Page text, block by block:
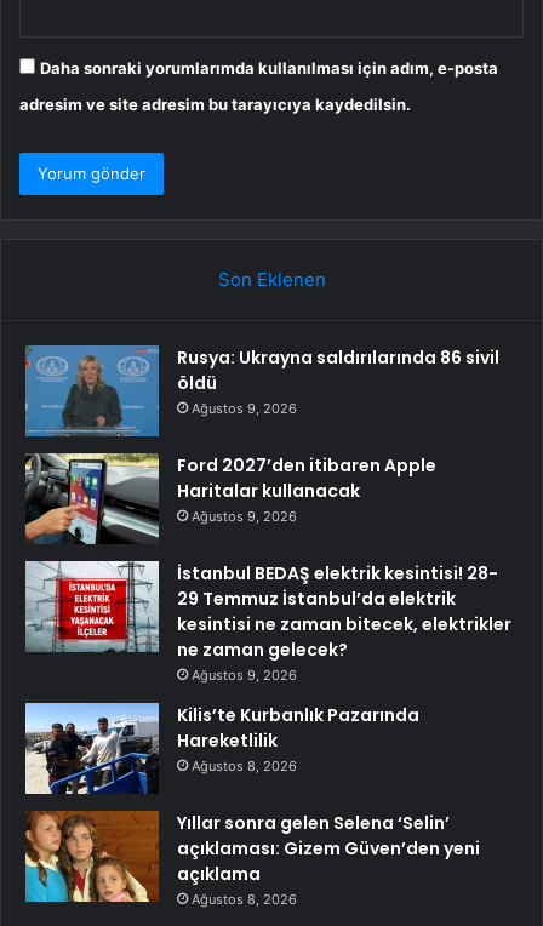
Daha sonraki yorumlarımda kullanılması için adım, e-posta
adresim ve site adresim bu tarayıcıya kaydedilsin.
Son Eklenen
Rusya: Ukrayna saldırılarında 86 sivil
öldü
Ağustos 9, 2026
Ford 2027’den itibaren Apple
Haritalar kullanacak
Ağustos 9, 2026
İstanbul BEDAŞ elektrik kesintisi! 28-
29 Temmuz İstanbul’da elektrik
kesintisi ne zaman bitecek, elektrikler
ne zaman gelecek?
Ağustos 9, 2026
Kilis’te Kurbanlık Pazarında
Hareketlilik
Ağustos 8, 2026
Yıllar sonra gelen Selena ‘Selin’
açıklaması: Gizem Güven’den yeni
açıklama
Ağustos 8, 2026